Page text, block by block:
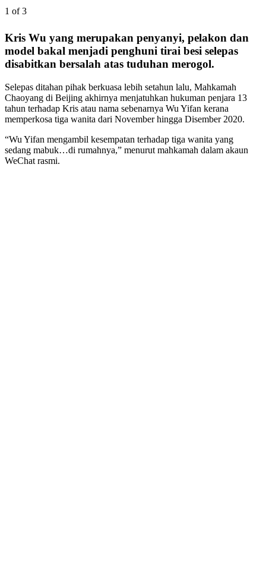
1 of 3
Kris Wu yang merupakan penyanyi, pelakon dan
model bakal menjadi penghuni tirai besi selepas
disabitkan bersalah atas tuduhan merogol.
Selepas ditahan pihak berkuasa lebih setahun lalu, Mahkamah
Chaoyang di Beijing akhirnya menjatuhkan hukuman penjara 13
tahun terhadap Kris atau nama sebenarnya Wu Yifan kerana
memperkosa tiga wanita dari November hingga Disember 2020.
“Wu Yifan mengambil kesempatan terhadap tiga wanita yang
sedang mabuk…di rumahnya,” menurut mahkamah dalam akaun
WeChat rasmi.